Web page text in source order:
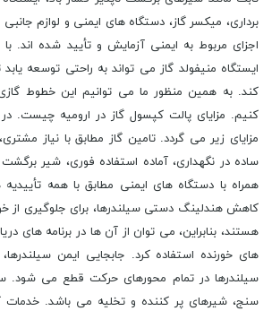
برداری، میکسر گاز، دستگاه های ایمنی و لوازم
اجزای مربوط به ایمنی آزمایش و تأیید شده اند. با
ایستگاه منیفولد گاز می تواند به راحتی توسعه یابد
کند. به همین منظور ما می توانیم این خطوط گازی
کنیم. مزایای پالت کپسول گاز در ارومیه چیست.
مزایای زیر می گردد. تامین گاز مطابق با نیاز
ساده در نگهداری، آماده استفاده فوری، شیر برگشت
همراه با دستگاه های ایمنی مطابق با همه تأییدیه
کاهش هندلینگ دستی سیلندرها، برای جلوگیری از
هستند، بنابراین، می توان از آن ها در برنامه های
های خورنده استفاده کرد. جابجایی ایمن
سیلندرها در تمام محورهای حرکت قطع می شود.
سنج، شیرهای پر کننده و تخلیه می باشد. خدمات